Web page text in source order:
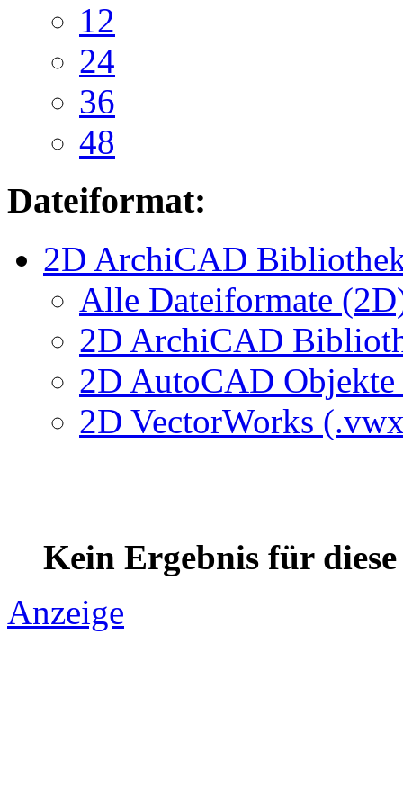
12
24
36
48
Dateiformat:
2D ArchiCAD
Alle Dateiformate
2D ArchiCAD
2D AutoCAD
2D VectorWorks
Kein Ergebnis für
Anzeige